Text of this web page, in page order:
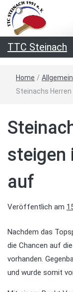
TTC Steinach
Home / Allgemein
Steinachs
steigen
auf
Veröffentlich am
Nachdem das
die Chancen auf
vorhanden.
und wurde somit